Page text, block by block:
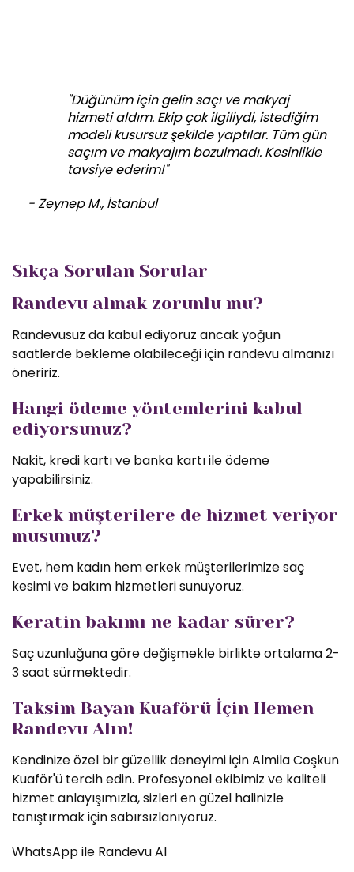
"Düğünüm için gelin saçı ve makyaj
hizmeti aldım. Ekip çok ilgiliydi, istediğim
modeli kusursuz şekilde yaptılar. Tüm gün
saçım ve makyajım bozulmadı. Kesinlikle
tavsiye ederim!"
- Zeynep M., İstanbul
Sıkça Sorulan Sorular
Randevu almak zorunlu mu?
Randevusuz da kabul ediyoruz ancak yoğun
saatlerde bekleme olabileceği için randevu almanızı
öneririz.
Hangi ödeme yöntemlerini kabul
ediyorsunuz?
Nakit, kredi kartı ve banka kartı ile ödeme
yapabilirsiniz.
Erkek müşterilere de hizmet veriyor
musunuz?
Evet, hem kadın hem erkek müşterilerimize saç
kesimi ve bakım hizmetleri sunuyoruz.
Keratin bakımı ne kadar sürer?
Saç uzunluğuna göre değişmekle birlikte ortalama 2-
3 saat sürmektedir.
Taksim Bayan Kuaförü İçin Hemen
Randevu Alın!
Kendinize özel bir güzellik deneyimi için Almila Coşkun
Kuaför'ü tercih edin. Profesyonel ekibimiz ve kaliteli
hizmet anlayışımızla, sizleri en güzel halinizle
tanıştırmak için sabırsızlanıyoruz.
WhatsApp ile Randevu Al